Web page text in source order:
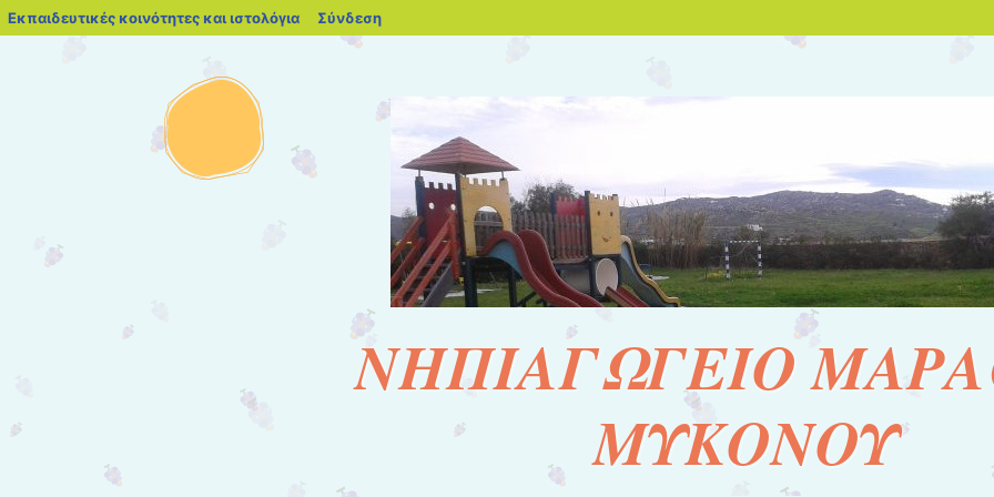
Εκπαιδευτικές κοινότητες και ιστολόγια blogs.sch.gr
Σύνδεση
ΝΗΠΙΑΓΩΓΕΙΟ
ΜΥΚΟΝΟΥ